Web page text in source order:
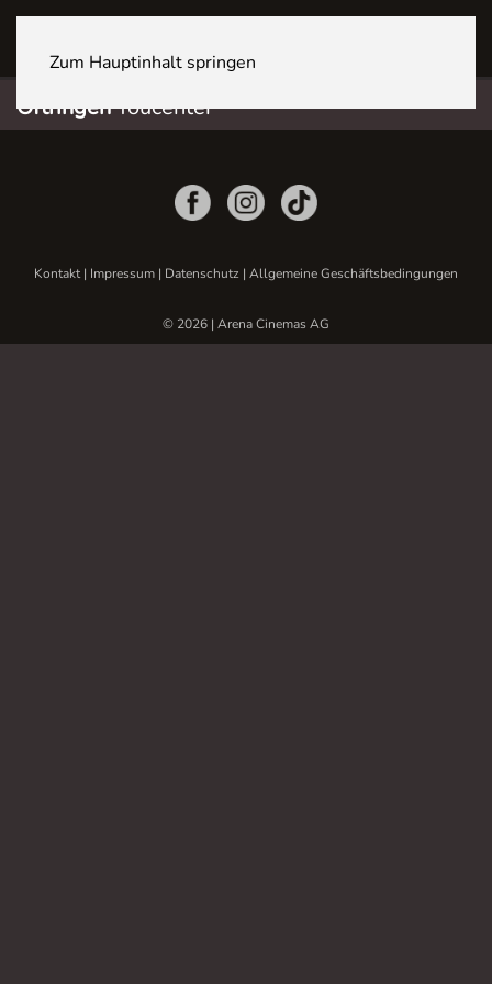
Zum Hauptinhalt springen
OftringenYoucenter
Kontakt| Impressum | Datenschutz | Allgemeine Geschäftsbedingungen
© 2026 | Arena Cinemas AG